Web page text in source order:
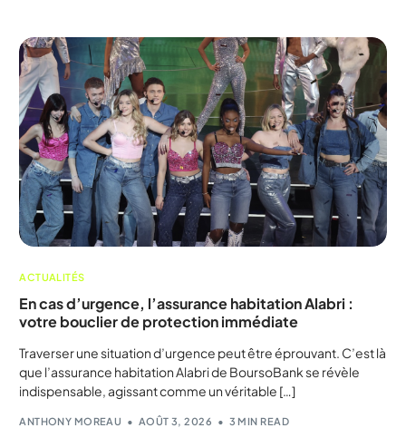
ACTUALITÉS
En cas d’urgence, l’assurance habitation Alabri :
votre bouclier de protection immédiate
Traverser une situation d’urgence peut être éprouvant. C’est là
que l’assurance habitation Alabri de BoursoBank se révèle
indispensable, agissant comme un véritable […]
ANTHONY MOREAU AOÛT 3, 2026 3 MIN READ